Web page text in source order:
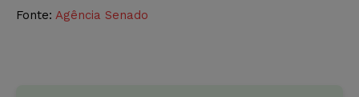
Fonte: Agência Senado